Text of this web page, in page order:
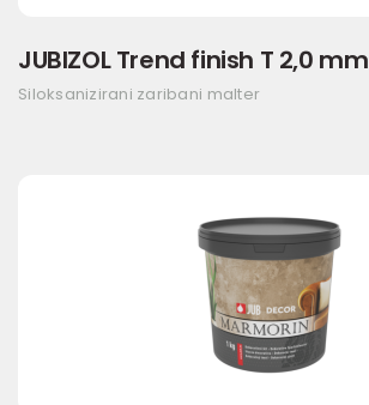
JUBIZOL Trend finish T 2,0 mm
Siloksanizirani zaribani malter